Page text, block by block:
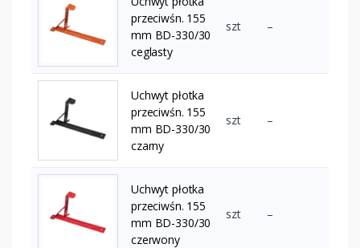
przeciwśn. 155
mm BD-330/30
ceglasty
szt –
Uchwyt płotka
przeciwśn. 155
mm BD-330/30
czarny
szt –
Uchwyt płotka
przeciwśn. 155
mm BD-330/30
czerwony
szt –